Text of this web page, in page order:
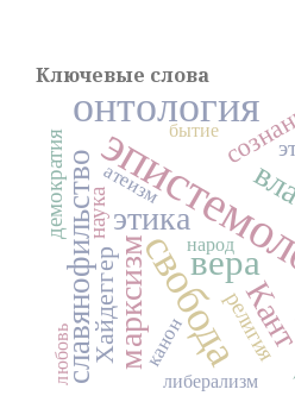
Ключевые слова
свобода
онтология
вера
этика
марксизм
славянофильствоХайдеггер
наука
религия
демократия
канон
атеизм
либерализм
народ
любовь
бытие